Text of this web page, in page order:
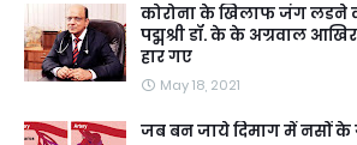
कोरोना के खिलाफ जंग लडने
पद्मश्री डॉ. के के अग्रवाल
हार गए
May 18, 2021
जब बन जाये दिमाग में नसों के